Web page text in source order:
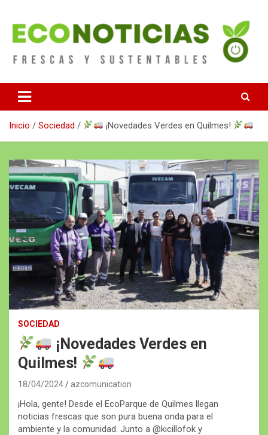
contenido
Econoticias
Inicio Sociedad ¡Novedades Verdes en Quilmes!
SOCIEDAD
¡Novedades Verdes en
Quilmes!
18/04/2024 azcomunication
¡Hola, gente! Desde el EcoParque de Quilmes llegan
noticias frescas que son pura buena onda para el
ambiente y la comunidad. Junto a @kicillofok y